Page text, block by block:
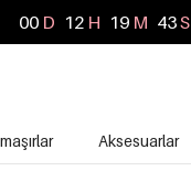
00 D 12 H 19 M 42S
Aksesuarlar